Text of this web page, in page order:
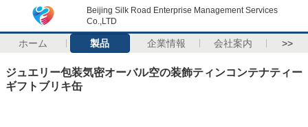
Beijing Silk Road Enterprise Management Services
Co.,LTD
ホーム 製品 企業情報 会社案内 >>
ジュエリー包装気密オーバル空の装飾ティンコンテナティー
ギフトブリキ缶